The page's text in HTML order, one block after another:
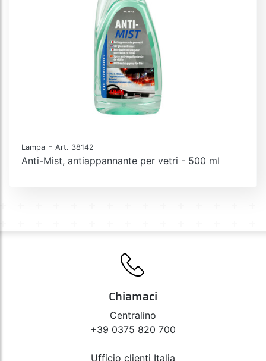
Lampa - Art. 38142
Anti-Mist, antiappannante per vetri - 500 ml
Chiamaci
Centralino
+39 0375 820 700
Ufficio clienti Italia